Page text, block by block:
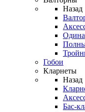
Назад
Гобои
Кларнеты
Назад
Бас-